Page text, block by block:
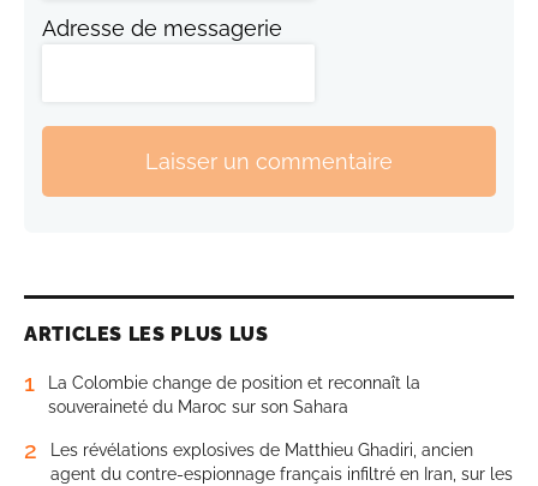
Adresse de messagerie
Laisser un commentaire
ARTICLES LES PLUS LUS
1
La Colombie change de position et reconnaît la
souveraineté du Maroc sur son Sahara
2
Les révélations explosives de Matthieu Ghadiri, ancien
agent du contre-espionnage français infiltré en Iran, sur les